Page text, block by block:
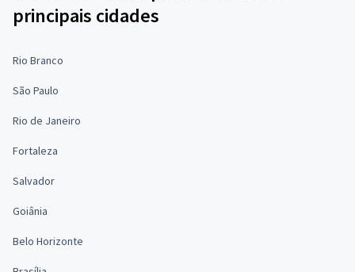
principais cidades
Rio Branco
São Paulo
Rio de Janeiro
Fortaleza
Salvador
Goiânia
Belo Horizonte